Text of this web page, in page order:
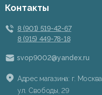
Контакты
8 (901) 519-42-67
8 (915) 449-78-18
svop9002@yandex.ru
Адрес магазина: г. Москва,
ул. Свободы, 29